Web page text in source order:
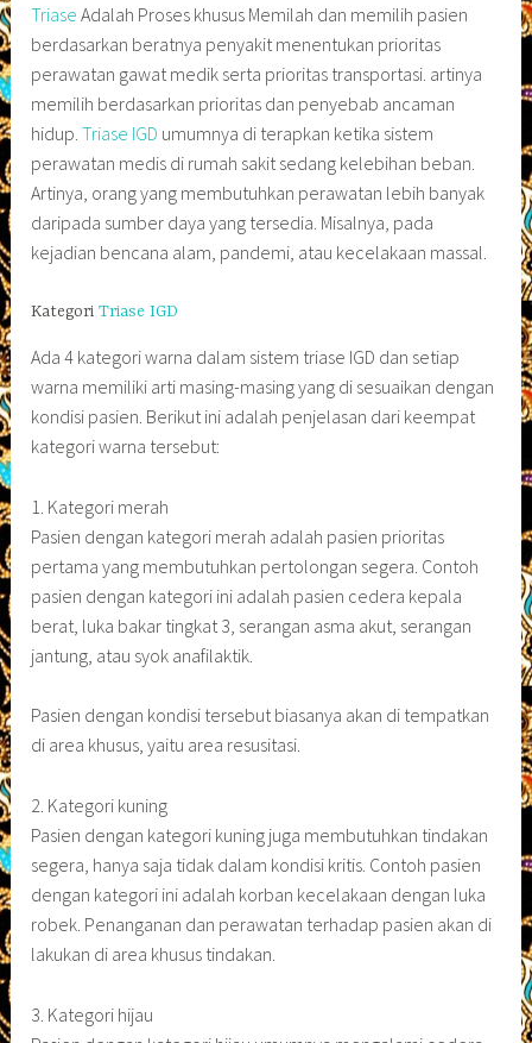
Triase Adalah Proses khusus Memilah dan memilih pasien
berdasarkan beratnya penyakit menentukan prioritas
perawatan gawat medik serta prioritas transportasi. artinya
memilih berdasarkan prioritas dan penyebab ancaman
hidup.Triase IGD umumnya di terapkan ketika sistem
perawatan medis di rumah sakit sedang kelebihan beban.
Artinya, orang yang membutuhkan perawatan lebih banyak
daripada sumber daya yang tersedia. Misalnya, pada
kejadian bencana alam, pandemi, atau kecelakaan massal.
KategoriTriase IGD
Ada 4 kategori warna dalam sistem triase IGD dan setiap
warna memiliki arti masing-masing yang di sesuaikan dengan
kondisi pasien. Berikut ini adalah penjelasan dari keempat
kategori warna tersebut:
1. Kategori merah
Pasien dengan kategori merah adalah pasien prioritas
pertama yang membutuhkan pertolongan segera. Contoh
pasien dengan kategori ini adalah pasien cedera kepala
berat, luka bakar tingkat 3, serangan asma akut, serangan
jantung, atau syok anafilaktik.
Pasien dengan kondisi tersebut biasanya akan di tempatkan
di area khusus, yaitu area resusitasi.
2. Kategori kuning
Pasien dengan kategori kuning juga membutuhkan tindakan
segera, hanya saja tidak dalam kondisi kritis. Contoh pasien
dengan kategori ini adalah korban kecelakaan dengan luka
robek. Penanganan dan perawatan terhadap pasien akan di
lakukan di area khusus tindakan.
3. Kategori hijau